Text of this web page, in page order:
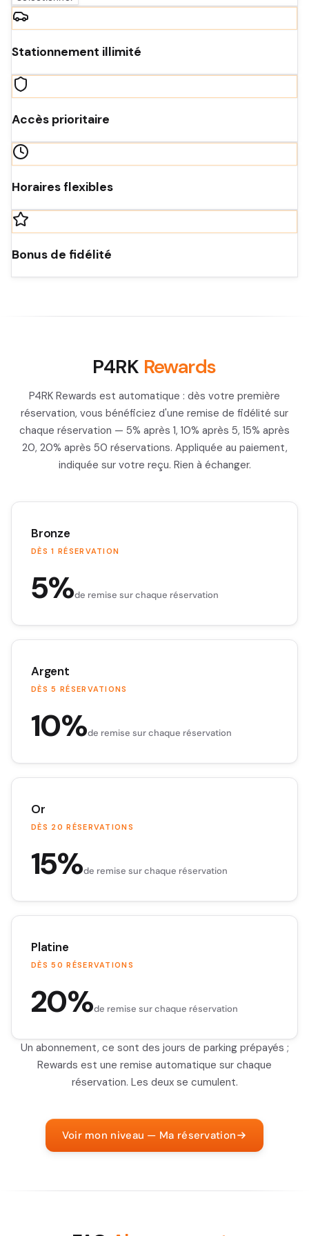
Stationnement illimité
Accès prioritaire
Horaires flexibles
Bonus de fidélité
P4RK Rewards
P4RK Rewards est automatique : dès votre première
réservation, vous bénéficiez d'une remise de fidélité sur
chaque réservation — 5% après 1, 10% après 5, 15% après
20, 20% après 50 réservations. Appliquée au paiement,
indiquée sur votre reçu. Rien à échanger.
Bronze
DÈS 1 RÉSERVATION
5%de remise sur chaque réservation
Argent
DÈS 5 RÉSERVATIONS
10%de remise sur chaque réservation
Or
DÈS 20 RÉSERVATIONS
15%de remise sur chaque réservation
Platine
DÈS 50 RÉSERVATIONS
20%de remise sur chaque réservation
Un abonnement, ce sont des jours de parking prépayés ;
Rewards est une remise automatique sur chaque
réservation. Les deux se cumulent.
Voir mon niveau — Ma réservation